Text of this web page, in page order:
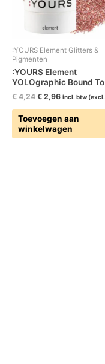
:YOURS Element Glitters &
Pigmenten
:YOURS Element
YOLOgraphic Bound To
€4,24 € 2,96 incl. btw (excl.
Toevoegen aan
winkelwagen